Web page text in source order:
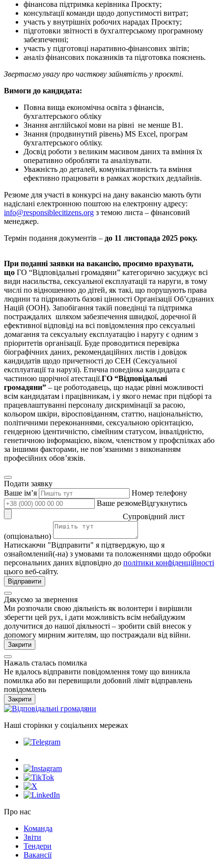
фінансова підтримка керівника Проєкту;
консультації команди щодо допустимості витрат;
участь у внутрішніх робочих нарадах Проєкту;
підготовки звітності в бухгалтерському програмному
забезпеченні;
участь у підготовці наративно-фінансових звітів;
аналіз фінансових показників та підготовка пояснень.
Звертаємо увагу про часткову зайнятість у проєкті.
Вимоги до кандидата:
Повна вища економічна освіта з фінансів,
бухгалтерського обліку
Знання англійської мови на рівні не менше B1.
Знання (продвинутий рівень) MS Excel, програм
бухгалтерського обліку.
Досвід роботи з великим масивом даних та вміння їх
оперативно обробляти та аналізувати.
Уважність до деталей, комунікативність та вміння
ефективно працювати в рамках жорстких дедлайнів.
Резюме для участі в конкурсі на дану вакансію мають бути
надіслані електронною поштою на електронну адресу:
info@responsiblecitizens.org з темою листа – фінансовий
менеджер.
Термін подання документів – до 11 листопада 2025 року.
При поданні заявки на вакансію, просимо врахувати,
що ГО “Відповідальні громадяни” категорично засуджує всі
види насильства, сексуальної експлуатації та наруги, в тому
числі по відношенню до дітей, як такі, що порушують права
людини та підривають базові цінності Організації Об’єднаних
Націй (ООН). Запобігання такій поведінці та підтримка
постраждалих шляхом забезпечення швидкої, доречної й
ефективної відповіді на всі повідомлення про сексуальні
домагання та сексуальну експлуатацію і наругу є одним з
пріоритетів організації. Буде проводитися перевірка
біографічних даних, рекомендаційних листів і довідок
кандидатів щодо причетності до СЕН (Сексуальної
експлуатації та нарузі). Етична поведінка кандидата є
частиною щорічної атестації.ГО “Відповідальні
громадяни” – це роботодавець, що надає рівні можливості
всім кандидатам і працівникам, і у якого немає при підборі та
працевлаштуванні персоналу дискримінації за расою,
кольором шкіри, віросповіданням, статтю, національністю,
політичними переконаннями, сексуальною орієнтацією,
гендерною ідентичністю, сімейним статусом, інвалідністю,
генетичною інформацією, віком, членством у профспілках або
за іншими факторами, не пов’язаними з виконанням
професійних обов’язків.
Подати заявку
Ваше імʼя
Номер телефону
Ваше резюмеВідгукнутись
Супровідний лист
(опціонально)
Натискаючи "Відправити" я підтверджую, що я
ознайомлений(-на) з умовами та положеннями щодо обробки
персональних даних відповідно до політики конфіденційності
цього веб-сайту.
Відправити
Дякуємо за звернення
Ми розпочали свою діяльність як волонтери і вирішили
зберегти цей рух, і дати можливість всім небайдужим
долучитися до нашої діяльності – зробити свій внесок у
допомогу мирним жителям, що постраждали від війни.
Закрити
Нажаль сталась помилка
Не вдалось відправити повідомлення тому що виникла
помилка або ви перевищили добовий ліміт відправлень
повідомлень
Закрити
Наші сторінки у соціальних мережах
Про нас
Команда
Звіти
Тендери
Вакансії